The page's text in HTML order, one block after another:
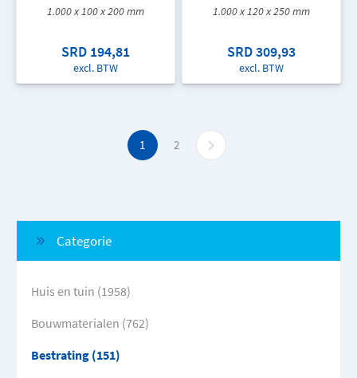
1.000 x 100 x 200 mm
SRD 194,81
excl. BTW
1.000 x 120 x 250 mm
SRD 309,93
excl. BTW
1 2
Categorie
Huis en tuin (1958)
Bouwmaterialen (762)
Bestrating (151)